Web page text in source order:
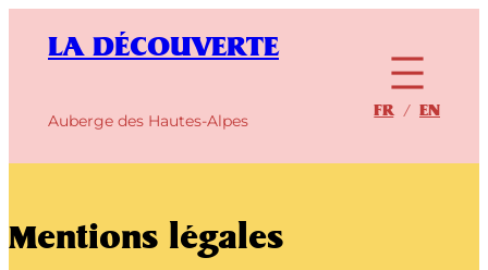
contenuLA DÉCOUVERTE
Auberge des Hautes-Alpes FR EN
Mentions légales